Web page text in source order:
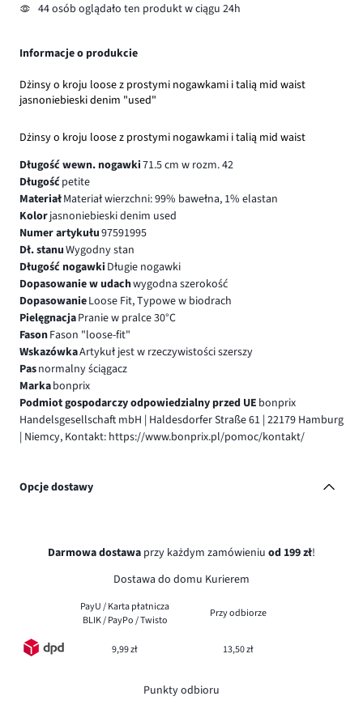
44 osób oglądało ten produkt w ciągu 24h
Informacje o produkcie
Dżinsy o kroju loose z prostymi nogawkami i talią mid waist
jasnoniebieski denim "used"
Dżinsy o kroju loose z prostymi nogawkami i talią mid waist
Długość wewn. nogawki71.5 cm w rozm. 42
Długośćpetite
MateriałMateriał wierzchni: 99% bawełna, 1% elastan
Kolorjasnoniebieski denim used
Numer artykułu97591995
Dł. stanuWygodny stan
Długość nogawki Długie nogawki
Dopasowanie w udachwygodna szerokość
DopasowanieLoose Fit, Typowe w biodrach
PielęgnacjaPranie w pralce 30°C
FasonFason "loose-fit"
WskazówkaArtykuł jest w rzeczywistości szerszy
Pasnormalny ściągacz
Markabonprix
Podmiot gospodarczy odpowiedzialny przed UE bonprix
Handelsgesellschaft mbH | Haldesdorfer Straße 61 | 22179 Hamburg
| Niemcy, Kontakt: https://www.bonprix.pl/pomoc/kontakt/
Opcje dostawy
Darmowa dostawa przy każdym zamówieniu od 199 zł!
Dostawa do domu Kurierem
PayU / Karta płatnicza
BLIK / PayPo / Twisto
Przy odbiorze
9,99 zł 13,50 zł
Punkty odbioru